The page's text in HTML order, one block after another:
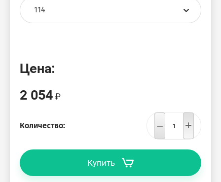
Цена:
2 054
Количество: − +
Купить